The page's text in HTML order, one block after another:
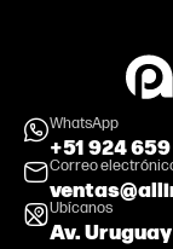
WhatsApp
+51 924
Correo
Ubícanos
Av.